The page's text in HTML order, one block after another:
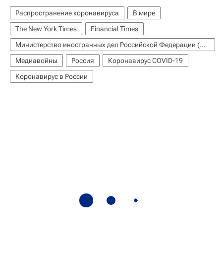
Распространение коронавируса
В мире
The New York Times
Financial Times
Министерство иностранных дел Российской Федерации (МИД РФ)
Медиавойны
Россия
Коронавирус COVID-19
Коронавирус в России